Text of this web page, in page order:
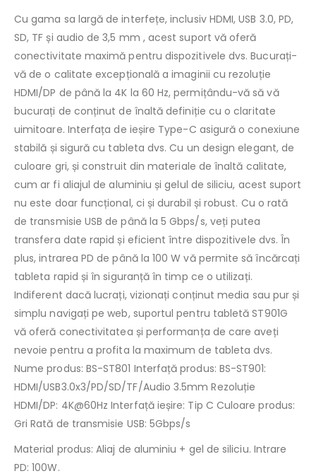
Cu gama sa largă de interfețe, inclusiv HDMI, USB 3.0, PD,
SD, TF și audio de 3,5 mm , acest suport vă oferă
conectivitate maximă pentru dispozitivele dvs. Bucurați-
vă de o calitate excepțională a imaginii cu rezoluție
HDMI/DP de până la 4K la 60 Hz, permițându-vă să vă
bucurați de conținut de înaltă definiție cu o claritate
uimitoare. Interfața de ieșire Type-C asigură o conexiune
stabilă și sigură cu tableta dvs. Cu un design elegant, de
culoare gri, și construit din materiale de înaltă calitate,
cum ar fi aliajul de aluminiu și gelul de siliciu, acest suport
nu este doar funcțional, ci și durabil și robust. Cu o rată
de transmisie USB de până la 5 Gbps/s, veți putea
transfera date rapid și eficient între dispozitivele dvs. În
plus, intrarea PD de până la 100 W vă permite să încărcați
tableta rapid și în siguranță în timp ce o utilizați.
Indiferent dacă lucrați, vizionați conținut media sau pur și
simplu navigați pe web, suportul pentru tabletă ST901G
vă oferă conectivitatea și performanța de care aveți
nevoie pentru a profita la maximum de tableta dvs.
Nume produs: BS-ST801 Interfață produs: BS-ST901:
HDMI/USB3.0x3/PD/SD/TF/Audio 3.5mm Rezoluție
HDMI/DP: 4K@60Hz Interfață ieșire: Tip C Culoare produs:
Gri Rată de transmisie USB: 5Gbps/s
Material produs: Aliaj de aluminiu + gel de siliciu. Intrare
PD: 100W.